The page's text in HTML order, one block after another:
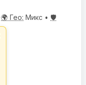
🌍 Гео: Микс • 🛡️